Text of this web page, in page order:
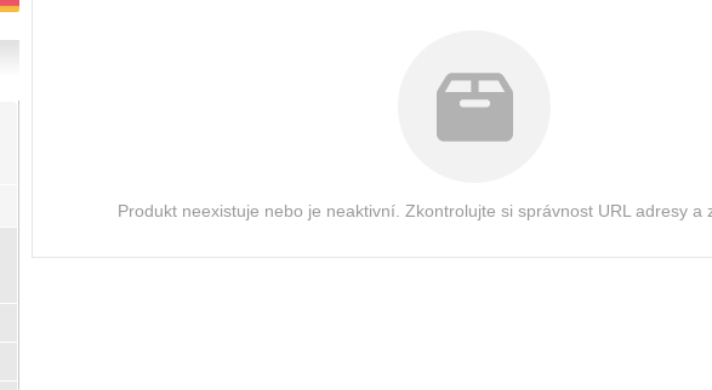
Produkt neexistuje nebo je neaktivní. Zkontrolujte si správnost URL adresy a